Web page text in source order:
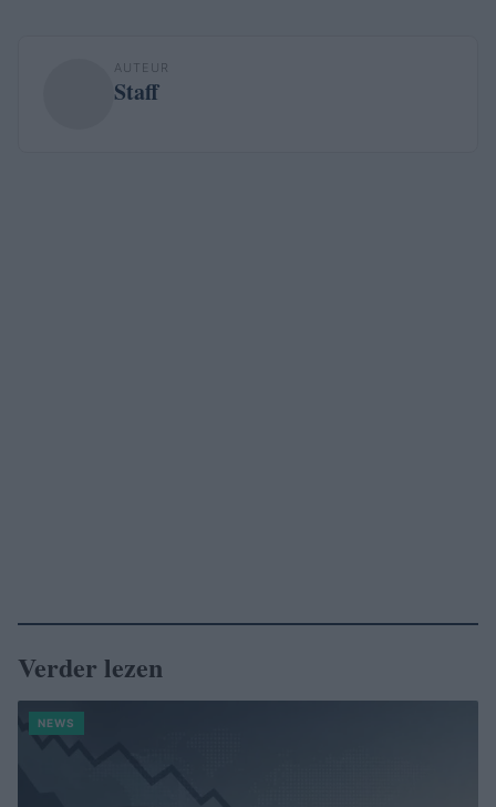
AUTEUR
Staff
Verder lezen
NEWS